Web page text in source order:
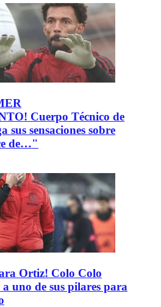
Cuerpo Técnico de
sus sensaciones sobre
de…"
Ortiz! Colo Colo
uno de sus pilares para